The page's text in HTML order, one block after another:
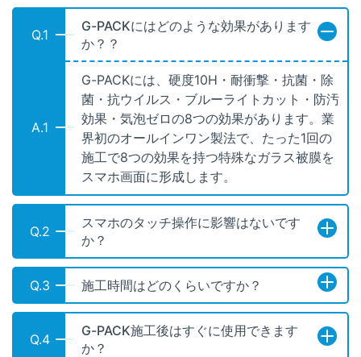
Q.1
G-PACKにはどのような効果があります
か？？
A.1
G-PACKには、硬度10H・耐衝撃・抗菌・除
菌・抗ウイルス・ブルーライトカット・防汚
効果・気泡ゼロの8つの効果があります。業
界初のオールインワン製法で、たった1回の
施工で8つの効果を持つ特殊なガラス被膜を
スマホ画面に形成します。
Q.2
スマホのタッチ操作に影響はないです
か？
Q.3 施工時間はどのくらいですか？
Q.4
G-PACK施工後はすぐに使用できます
か？